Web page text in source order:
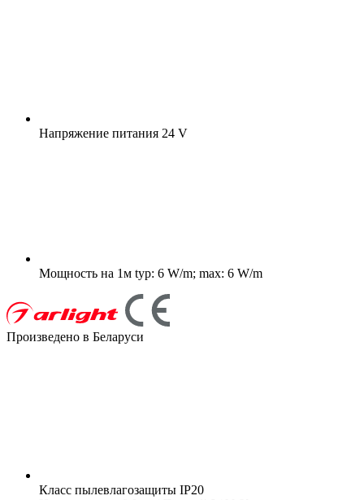
Напряжение питания 24 V
Мощность на 1м typ: 6 W/m; max: 6 W/m
Произведено в Беларуси
Класс пылевлагозащиты IP20